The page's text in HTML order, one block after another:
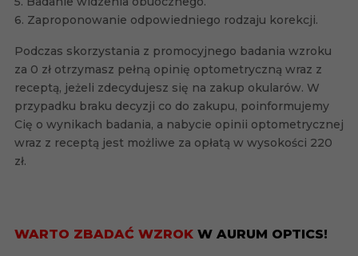
6. Zaproponowanie odpowiedniego rodzaju korekcji.
Podczas skorzystania z promocyjnego badania wzroku
za 0 zł otrzymasz pełną opinię optometryczną wraz z
receptą, jeżeli zdecydujesz się na zakup okularów. W
przypadku braku decyzji co do zakupu, poinformujemy
Cię o wynikach badania, a nabycie opinii optometrycznej
wraz z receptą jest możliwe za opłatą w wysokości 220
zł.
WARTO ZBADAĆ WZROK W AURUM OPTICS!